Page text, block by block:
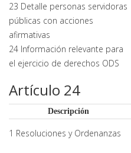
23 Detalle personas servidoras
públicas con acciones
afirmativas
24 Información relevante para
el ejercicio de derechos ODS
Artículo 24
Descripción
1 Resoluciones y Ordenanzas